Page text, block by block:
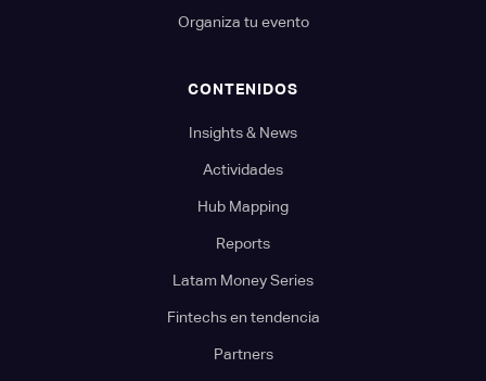
Organiza tu evento
CONTENIDOS
Insights & News
Actividades
Hub Mapping
Reports
Latam Money Series
Fintechs en tendencia
Partners